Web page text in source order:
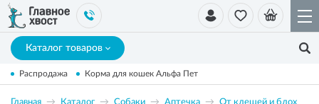
Каталог товаров
Распродажа Корма для кошек Альфа Пет